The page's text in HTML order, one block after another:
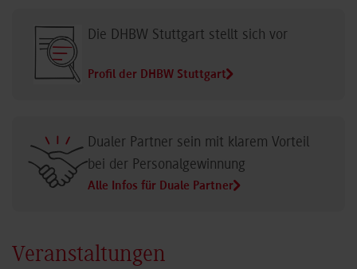
Die DHBW Stuttgart stellt sich vor
Profil der DHBW Stuttgart
Dualer Partner sein mit klarem Vorteil
bei der Personalgewinnung
Alle Infos für Duale Partner
Veranstaltungen